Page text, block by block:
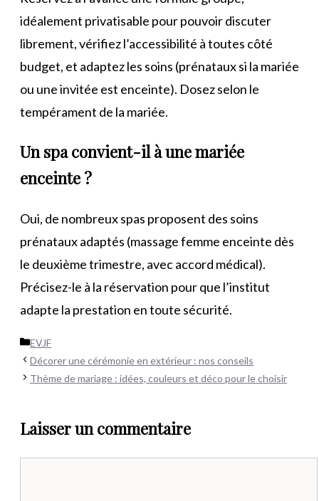
idéalement privatisable pour pouvoir discuter
librement, vérifiez l’accessibilité à toutes côté
budget, et adaptez les soins (prénataux si la mariée
ou une invitée est enceinte). Dosez selon le
tempérament de la mariée.
Un spa convient-il à une mariée
enceinte ?
Oui, de nombreux spas proposent des soins
prénataux adaptés (massage femme enceinte dès
le deuxième trimestre, avec accord médical).
Précisez-le à la réservation pour que l’institut
adapte la prestation en toute sécurité.
Catégories
EVJF
Décorer une cérémonie en extérieur : nos conseils
Thème de mariage : idées, couleurs et déco pour le choisir
Laisser un commentaire